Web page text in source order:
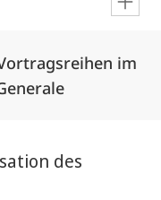
im
des